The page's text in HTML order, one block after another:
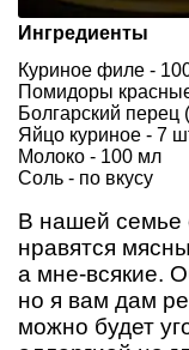
Ингредиенты
Куриное филе -
Помидоры
Болгарский перец
Яйцо куриное - 7
Молоко - 100 мл
Соль - по вкусу
В нашей семье
нравятся
а мне-всякие.
но я вам дам
можно будет